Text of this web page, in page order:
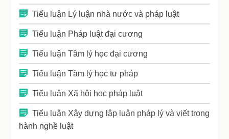
Tiểu luận Lý luận nhà nước và pháp luật
Tiểu luận Pháp luật đại cương
Tiểu luận Tâm lý học đại cương
Tiểu luận Tâm lý học tư pháp
Tiểu luận Xã hội học pháp luật
Tiểu luận Xây dựng lập luận pháp lý và viết trong
hành nghề luật